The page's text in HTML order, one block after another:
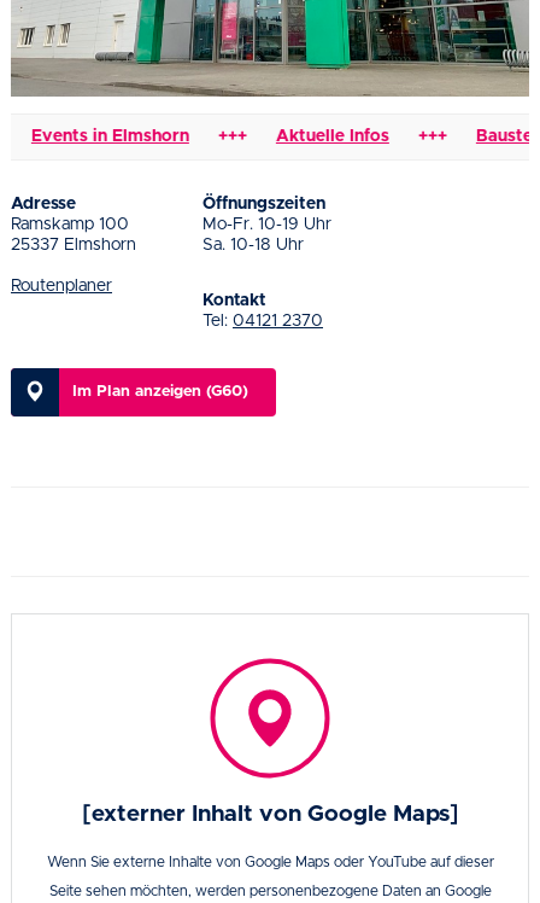
Events in Elmshorn +++ Aktuelle Infos +++ Baustellen
Adresse
Ramskamp 100
25337 Elmshorn
Routenplaner
Öffnungszeiten
Mo-Fr. 10-19 Uhr
Sa. 10-18 Uhr
Kontakt
Tel: 04121 2370
Im Plan anzeigen (G60)
[externer Inhalt von Google Maps]
Wenn Sie externe Inhalte von Google Maps oder YouTube auf dieser
Seite sehen möchten, werden personenbezogene Daten an Google